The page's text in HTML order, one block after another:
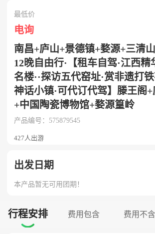
最低价
电询
南昌+庐山+景德镇+婺源+三清
12晚自由行·【租车自驾·江西精
名楼··探访五代窑址·赏非遗打
神话小镇·可代订代驾】滕王阁
+中国陶瓷博物馆+婺源篁岭
产品编号：575879545
427人出游
出发日期
本产品暂无可用团期！
行程安排 费用包含 费用不含
